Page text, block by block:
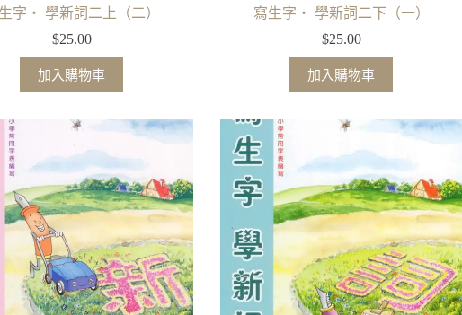
字‧ 學新詞二上（二）
$25.00
加入購物車
寫生字‧ 學新詞二下（一）
$25.00
加入購物車